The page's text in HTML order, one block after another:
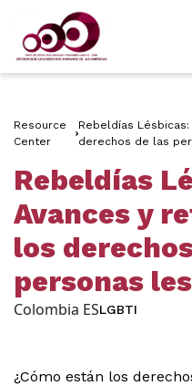
Resource
Center
Rebeldías
derechos de las
Rebeldías
Avances y
los
personas
Colombia ESLGBTI
¿Cómo están los